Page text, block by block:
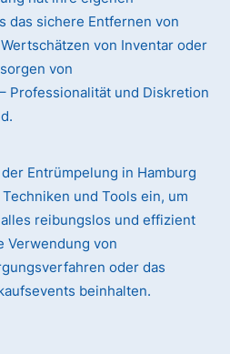
das sichere Entfernen von
von Inventar oder
von
Professionalität und Diskretion
Entrümpelung in Hamburg
und Tools ein, um
reibungslos und effizient
Verwendung von
oder das
beinhalten.